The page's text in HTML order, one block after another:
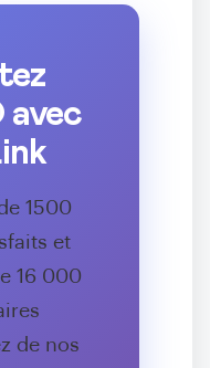
avec
1500
et
16 000
de nos